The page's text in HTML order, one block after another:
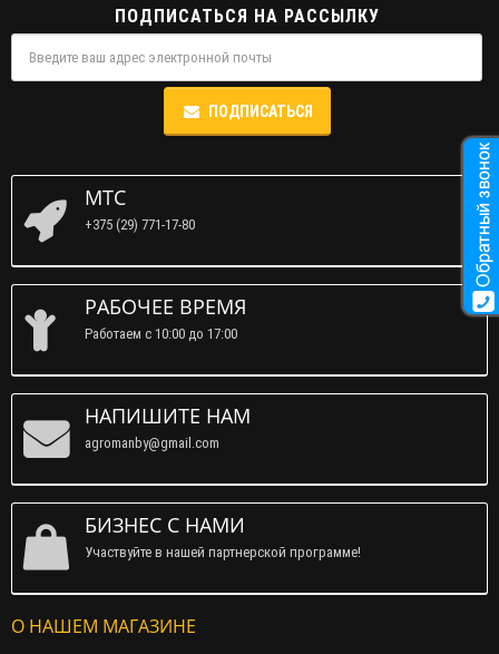
ПОДПИСАТЬСЯ НА РАССЫЛКУ
ПОДПИСАТЬСЯ
МТС
+375 (29) 771-17-80
РАБОЧЕЕ ВРЕМЯ
Работаем c 10:00 до 17:00
НАПИШИТЕ НАМ
agromanby@gmail.com
БИЗНЕС С НАМИ
Участвуйте в нашей партнерской программе!
О НАШЕМ МАГАЗИНЕ